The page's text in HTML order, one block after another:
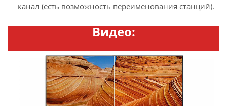
канал (есть возможность переименования станций).
Видео: